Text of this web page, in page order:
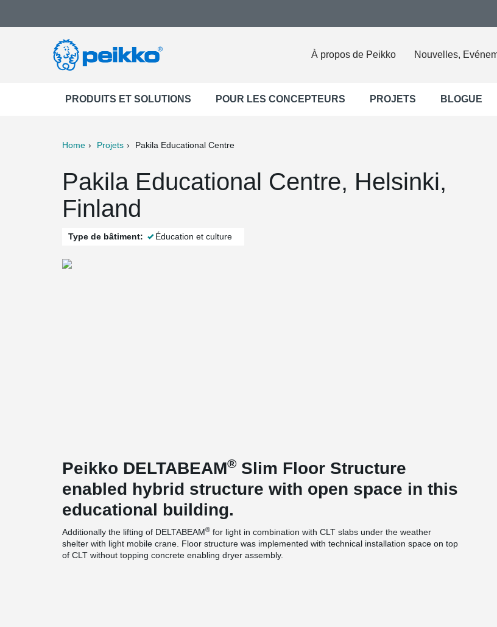
À propos de Peikko Nouvelles,
PRODUITS ET SOLUTIONS POUR LES CONCEPTEURS PROJETS BLOGUE
Home Projets Pakila Educational Centre
Pakila Educational Centre, Helsinki,
Finland
Type de bâtiment: Éducation et culture
Peikko DELTABEAM® Slim Floor Structure
enabled hybrid structure with open space in this
educational building.
Additionally the lifting of DELTABEAM® for light in combination with CLT slabs under the weather
shelter with light mobile crane. Floor structure was implemented with technical installation space on top
of CLT without topping concrete enabling dryer assembly.